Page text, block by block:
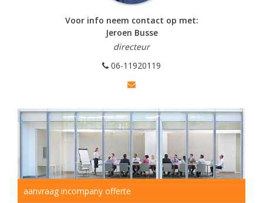
Voor info neem contact op met:
Jeroen Busse
directeur
06-11920119
aanvraag incompany offerte